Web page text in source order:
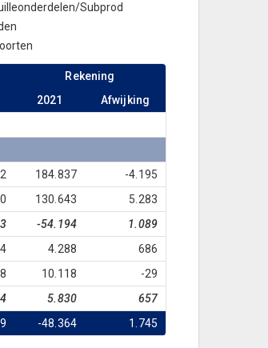
Subprod
Rekening
2021
Afwijking
184.837
-4.195
130.643
5.283
-54.194
1.089
4.288
686
10.118
-29
5.830
657
-48.364 1.745